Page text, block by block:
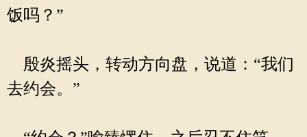
饭吗？”
殷炎摇头，转动方向盘，说道：“我们
去约会。”